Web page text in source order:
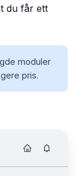
du får ett
moduler
pris.